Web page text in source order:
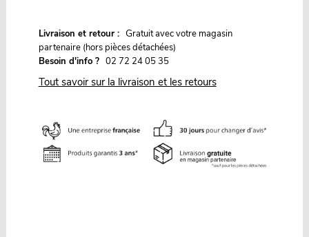
Livraison et retour : Gratuit avec votre magasin
partenaire (hors pièces détachées)
Besoin d'info ? 02 72 24 05 35
Tout savoir sur la livraison et les retours